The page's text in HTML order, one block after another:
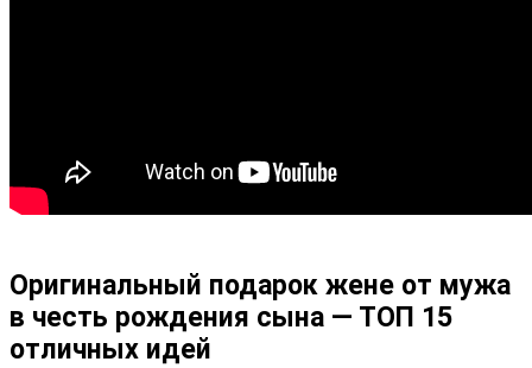
Оригинальный подарок жене от мужа
в честь рождения сына — ТОП 15
отличных идей